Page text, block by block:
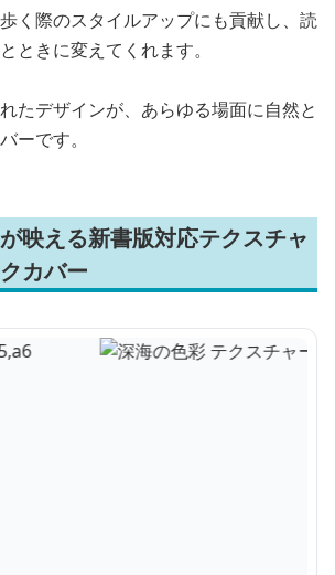
く際のスタイルアップにも貢献し、読
ときに変えてくれます。
たデザインが、あらゆる場面に自然と
ーです。
映える新書版対応テクスチャ
カバー